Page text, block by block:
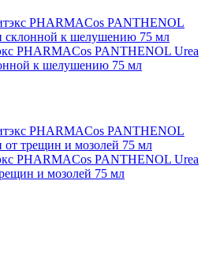
PHARMACos PANTHENOL Urea
к шелушению 75 мл
PHARMACos PANTHENOL Urea
и мозолей 75 мл